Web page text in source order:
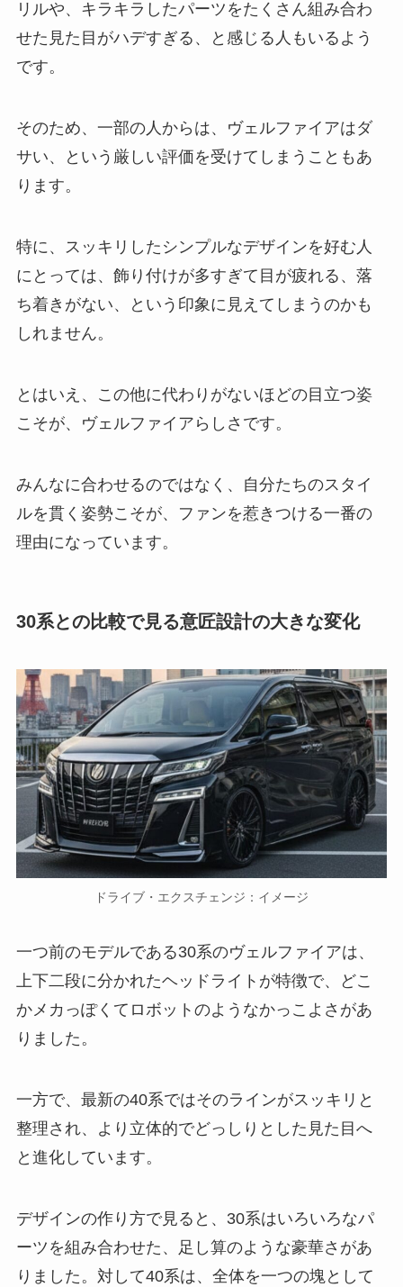
リルや、キラキラしたパーツをたくさん組み合わ
せた見た目がハデすぎる、と感じる人もいるよう
です。
そのため、一部の人からは、ヴェルファイアはダ
サい、という厳しい評価を受けてしまうこともあ
ります。
特に、スッキリしたシンプルなデザインを好む人
にとっては、飾り付けが多すぎて目が疲れる、落
ち着きがない、という印象に見えてしまうのかも
しれません。
とはいえ、この他に代わりがないほどの目立つ姿
こそが、ヴェルファイアらしさです。
みんなに合わせるのではなく、自分たちのスタイ
ルを貫く姿勢こそが、ファンを惹きつける一番の
理由になっています。
30系との比較で見る意匠設計の大きな変化
ドライブ・エクスチェンジ：イメージ
一つ前のモデルである30系のヴェルファイアは、
上下二段に分かれたヘッドライトが特徴で、どこ
かメカっぽくてロボットのようなかっこよさがあ
りました。
一方で、最新の40系ではそのラインがスッキリと
整理され、より立体的でどっしりとした見た目へ
と進化しています。
デザインの作り方で見ると、30系はいろいろなパ
ーツを組み合わせた、足し算のような豪華さがあ
りました。対して40系は、全体を一つの塊として